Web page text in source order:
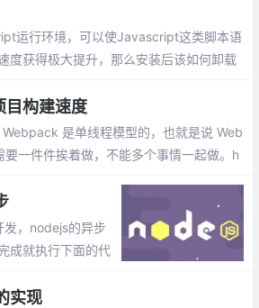
运行环境，可以使Javascript这类脚本语
度获得极大提升，那么安装后该如何卸载
帮助。
构建速度
是单线程模型的，也就是说 Web
一件件挨着做，不能多个事情一起做。h
。
，nodejs的异步
成就执行下面的代
有前一个function
实现